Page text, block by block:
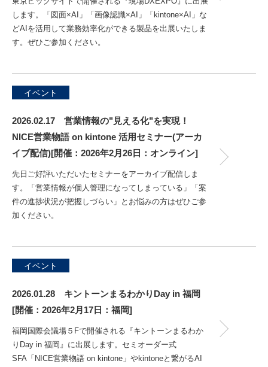
します。「図面×AI」「画像認識×AI」「kintone×AI」な
どAIを活用して業務効率化ができる製品を出展いたしま
す。ぜひご参加ください。
イベント
2026.02.17 営業情報の"見える化"を実現！
NICE営業物語 on kintone 活用セミナー(アーカ
イブ配信)[開催：2026年2月26日：オンライン]
先日ご好評いただいたセミナーをアーカイブ配信しま
す。「営業情報が個人管理になってしまっている」「案
件の進捗状況が把握しづらい」とお悩みの方はぜひご参
加ください。
イベント
2026.01.28 キントーンまるわかりDay in 福岡
[開催：2026年2月17日：福岡]
福岡国際会議場５Fで開催される『キントーンまるわか
りDay in 福岡』に出展します。セミオーダー式
SFA「NICE営業物語 on kintone」やkintoneと繋がるAI